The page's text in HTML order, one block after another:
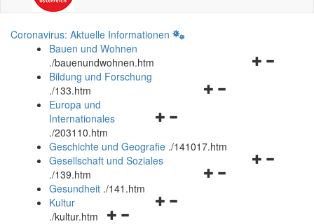
Coronavirus: Aktuelle Informationen
Bauen und Wohnen
./bauenundwohnen.htm
Navigationsmenü
Bildung und Forschung
./133.htm
Navigationsmenü
und
schließen
Europa und
Internationales
./203110.htm
Geschichte und Geografie ./141017.htm
Navigationsmenü
Gesellschaft und Soziales
./139.htm
Navigationsmenü
Gesundheit ./141.htm
Navigationsmenü
Kultur
./kultur.htm